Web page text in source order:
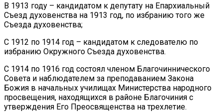
В 1913 году – кандидатом к депутату на Епархиальный
Съезд духовенства на 1913 год, по избранию того же
Съезда духовенства;
С 1912 по 1914 год – кандидатом к следователю по
избранию Окружного Съезда духовенства.
С 1914 по 1916 год состоял членом Благочиннического
Совета и наблюдателем за преподаванием Закона
Божия в начальных училищах Министерства народного
просвещения, находящихся в районе Благочиния с
утверждения Его Преосвященства на трехлетие.